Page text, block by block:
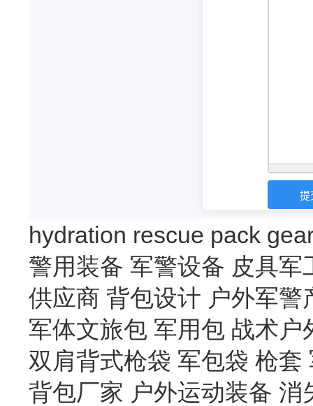
hydration rescue pack
警用装备 军警设备 皮具军
供应商 背包设计 户外军警
军体文旅包 军用包 战术户
双肩背式枪袋 军包袋 枪套
背包厂家 户外运动装备 消